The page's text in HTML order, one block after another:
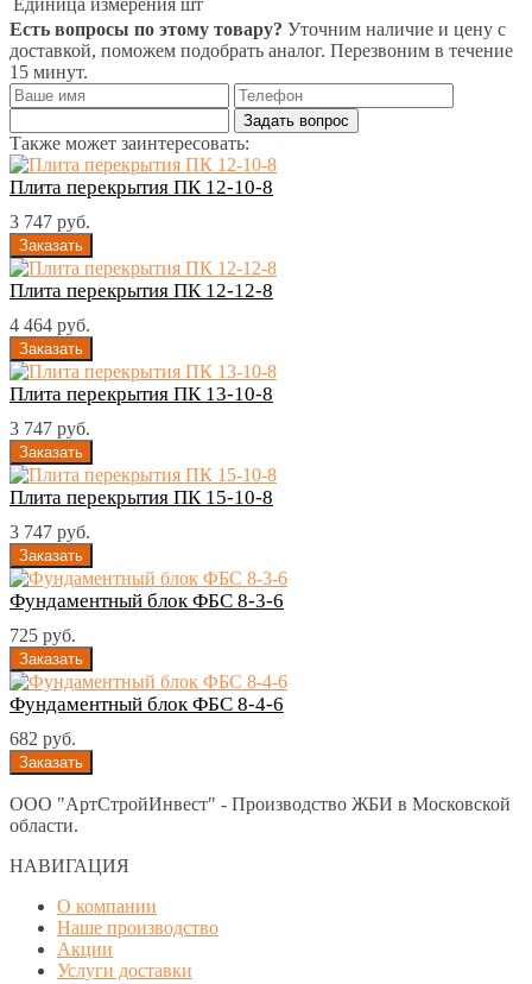
Есть вопросы по этому товару? Уточним наличие и цену с
доставкой, поможем подобрать аналог. Перезвоним в течение
15 минут.
Задать вопрос
Также может заинтересовать:
Плита перекрытия ПК 12-10-8
3 747 руб.
Плита перекрытия ПК 12-12-8
4 464 руб.
Плита перекрытия ПК 13-10-8
3 747 руб.
Плита перекрытия ПК 15-10-8
3 747 руб.
Фундаментный блок ФБС 8-3-6
725 руб.
Фундаментный блок ФБС 8-4-6
682 руб.
ООО "АртСтройИнвест" - Производство ЖБИ в Московской
области.
НАВИГАЦИЯ
О компании
Наше производство
Акции
Услуги доставки